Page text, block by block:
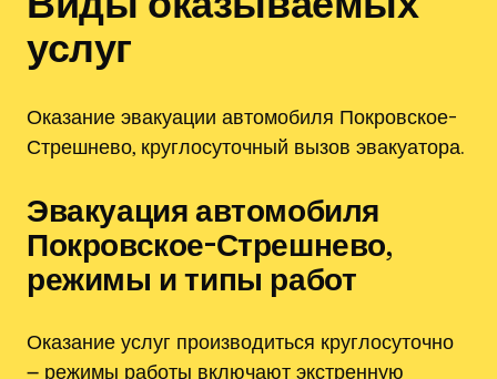
услуг
Оказание эвакуации автомобиля Покровское-
Стрешнево, круглосуточный вызов эвакуатора.
Эвакуация автомобиля
Покровское-Стрешнево,
режимы и типы работ
Оказание услуг производиться круглосуточно
౼ режимы работы включают экстренную